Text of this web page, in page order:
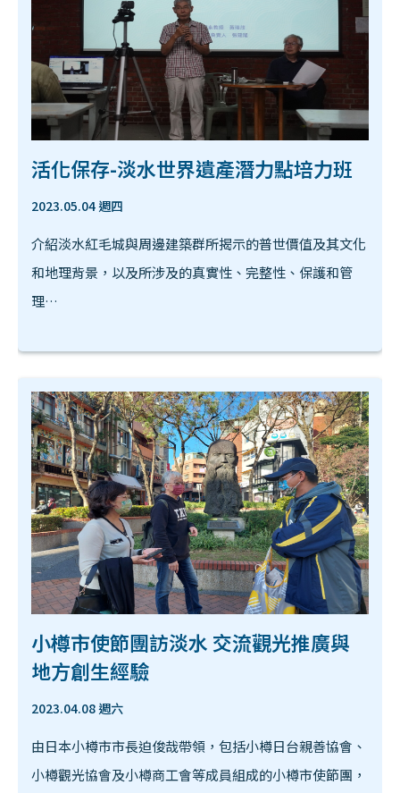
活化保存-淡水世界遺產潛力點培力班
2023.05.04 週四
介紹淡水紅毛城與周邊建築群所揭示的普世價值及其文化
和地理背景，以及所涉及的真實性、完整性、保護和管
理…
小樽市使節團訪淡水 交流觀光推廣與
地方創生經驗
2023.04.08 週六
由日本小樽市市長迫俊哉帶領，包括小樽日台親善協會、
小樽觀光協會及小樽商工會等成員組成的小樽市使節團，